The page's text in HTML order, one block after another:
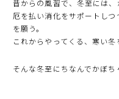
昔からの風習で、冬至には
厄を払い消化をサポートし
を願う。
これからやってくる、寒い冬
そんな冬至にちなんでかぼ